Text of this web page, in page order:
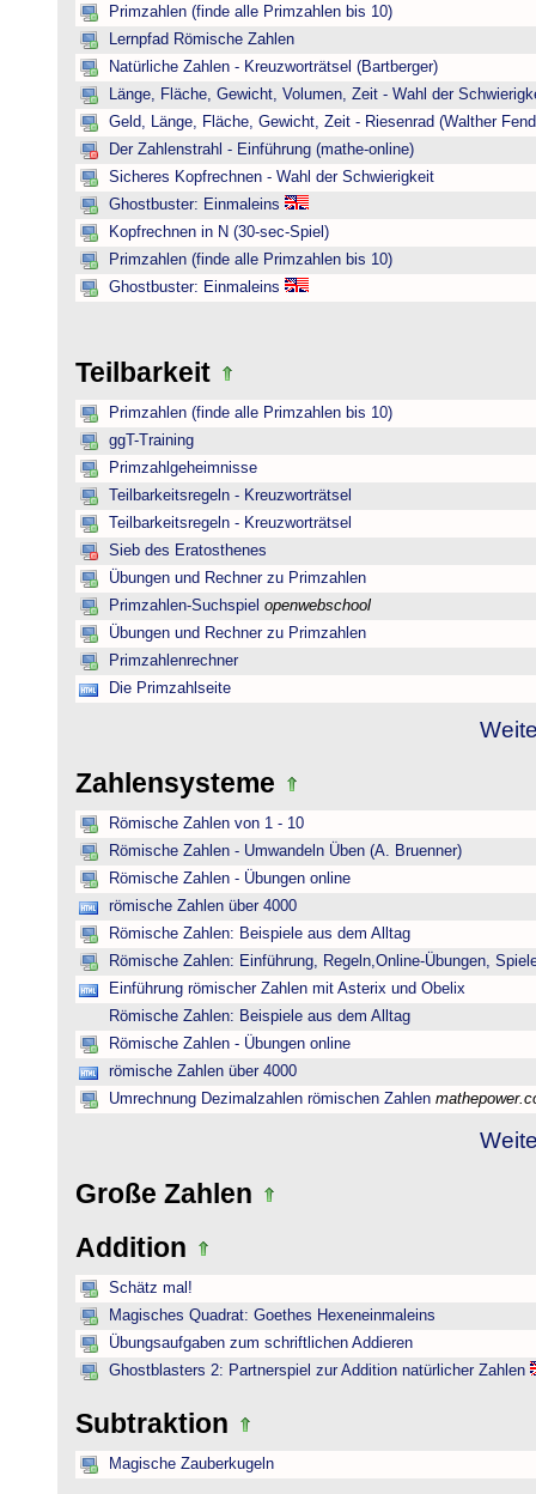
Primzahlen (finde alle Primzahlen bis 10)
Lernpfad Römische Zahlen
Natürliche Zahlen - Kreuzworträtsel (Bartberger)
Länge, Fläche, Gewicht, Volumen, Zeit - Wahl der
Geld, Länge, Fläche, Gewicht, Zeit - Riesenrad (Walther
Der Zahlenstrahl - Einführung (mathe-online)
Sicheres Kopfrechnen - Wahl der Schwierigkeit
Ghostbuster: Einmaleins
Kopfrechnen in N (30-sec-Spiel)
Primzahlen (finde alle Primzahlen bis 10)
Ghostbuster: Einmaleins
Teilbarkeit
Primzahlen (finde alle Primzahlen bis 10)
ggT-Training
Primzahlgeheimnisse
Teilbarkeitsregeln - Kreuzworträtsel
Teilbarkeitsregeln - Kreuzworträtsel
Sieb des Eratosthenes
Übungen und Rechner zu Primzahlen
Primzahlen-Suchspiel openwebschool
Übungen und Rechner zu Primzahlen
Primzahlenrechner
Die Primzahlseite
Zahlensysteme
Römische Zahlen von 1 - 10
Römische Zahlen - Umwandeln Üben (A. Bruenner)
Römische Zahlen - Übungen online
römische Zahlen über 4000
Römische Zahlen: Beispiele aus dem Alltag
Römische Zahlen: Einführung, Regeln,Online-Übungen,
Einführung römischer Zahlen mit Asterix und Obelix
Römische Zahlen: Beispiele aus dem Alltag
Römische Zahlen - Übungen online
römische Zahlen über 4000
Umrechnung Dezimalzahlen römischen Zahlen
Große Zahlen
Addition
Schätz mal!
Magisches Quadrat: Goethes Hexeneinmaleins
Übungsaufgaben zum schriftlichen Addieren
Ghostblasters 2: Partnerspiel zur Addition natürlicher Zahlen
Subtraktion
Magische Zauberkugeln